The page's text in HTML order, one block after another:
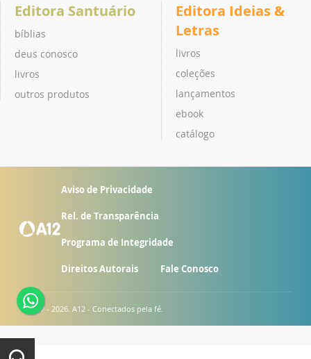
Editora Santuário
bíblias
deus conosco
livros
outros produtos
Editora Ideias &
Letras
livros
coleções
lançamentos
ebook
catálogo
Aviso de Privacidade
Rel. de Transparência
Programa de Integridade
Direitos Autorais Fale Conosco
© 2007 - 2026. A12 - Conectados pela fé.